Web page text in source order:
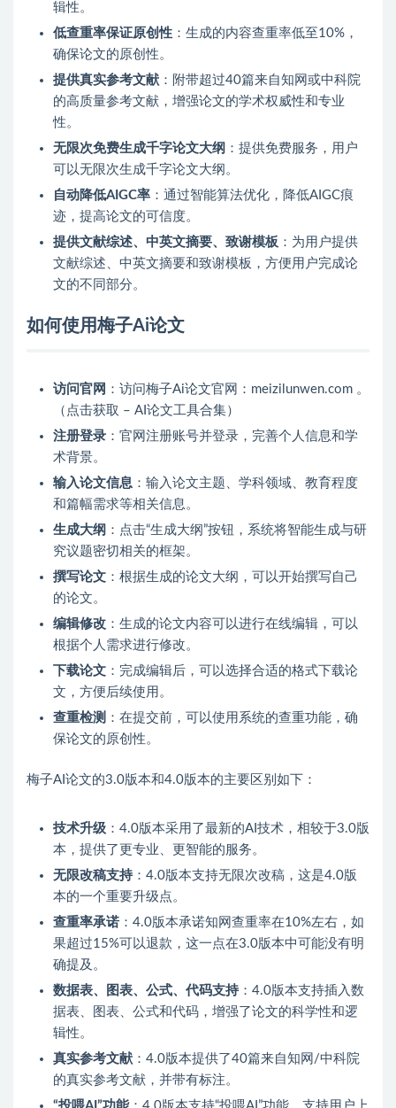
辑性。
低查重率保证原创性 ：生成的内容查重率低至10%，
确保论文的原创性。
提供真实参考文献 ：附带超过40篇来自知网或中科院
的高质量参考文献，增强论文的学术权威性和专业
性。
无限次免费生成千字论文大纲 ：提供免费服务，用户
可以无限次生成千字论文大纲。
自动降低AIGC率 ：通过智能算法优化，降低AIGC痕
迹，提高论文的可信度。
提供文献综述、中英文摘要、致谢模板 ：为用户提供
文献综述、中英文摘要和致谢模板，方便用户完成论
文的不同部分。
如何使用梅子Ai论文
访问官网 ：访问梅子Ai论文官网：meizilunwen.com 。
（点击获取 – AI论文工具合集）
注册登录 ：官网注册账号并登录，完善个人信息和学
术背景。
输入论文信息 ：输入论文主题、学科领域、教育程度
和篇幅需求等相关信息。
生成大纲 ：点击“生成大纲”按钮，系统将智能生成与研
究议题密切相关的框架。
撰写论文 ：根据生成的论文大纲，可以开始撰写自己
的论文。
编辑修改 ：生成的论文内容可以进行在线编辑，可以
根据个人需求进行修改。
下载论文 ：完成编辑后，可以选择合适的格式下载论
文，方便后续使用。
查重检测 ：在提交前，可以使用系统的查重功能，确
保论文的原创性。
梅子AI论文的3.0版本和4.0版本的主要区别如下：
技术升级 ：4.0版本采用了最新的AI技术，相较于3.0版
本，提供了更专业、更智能的服务。
无限改稿支持：4.0版本支持无限次改稿，这是4.0版
本的一个重要升级点。
查重率承诺 ：4.0版本承诺知网查重率在10%左右，如
果超过15%可以退款，这一点在3.0版本中可能没有明
确提及。
数据表、图表、公式、代码支持：4.0版本支持插入数
据表、图表、公式和代码，增强了论文的科学性和逻
辑性。
真实参考文献 ：4.0版本提供了40篇来自知网/中科院
的真实参考文献，并带有标注。